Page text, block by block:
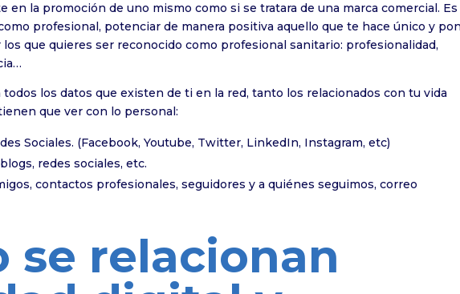
en la promoción de uno mismo como si se tratara de una marca comercial. Es
profesional, potenciar de manera positiva aquello que te hace único y
que quieres ser reconocido como profesional sanitario: profesionalidad,
los datos que existen de ti en la red, tanto los relacionados con tu vida
que ver con lo personal:
Sociales. (Facebook, Youtube, Twitter, LinkedIn, Instagram, etc)
redes sociales, etc.
contactos profesionales, seguidores y a quiénes seguimos, correo
se relacionan